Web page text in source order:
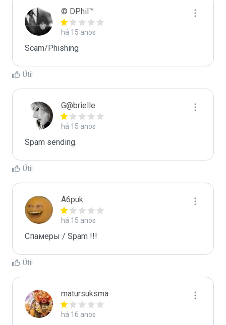
© DPhil™
há 15 anos
Scam/Phishing
Útil
G@brielle
há 15 anos
Spam sending.
Útil
A6puk
há 15 anos
Спамеры / Spam !!!
Útil
matursuksma
há 16 anos